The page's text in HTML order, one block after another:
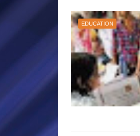
EDUCATION